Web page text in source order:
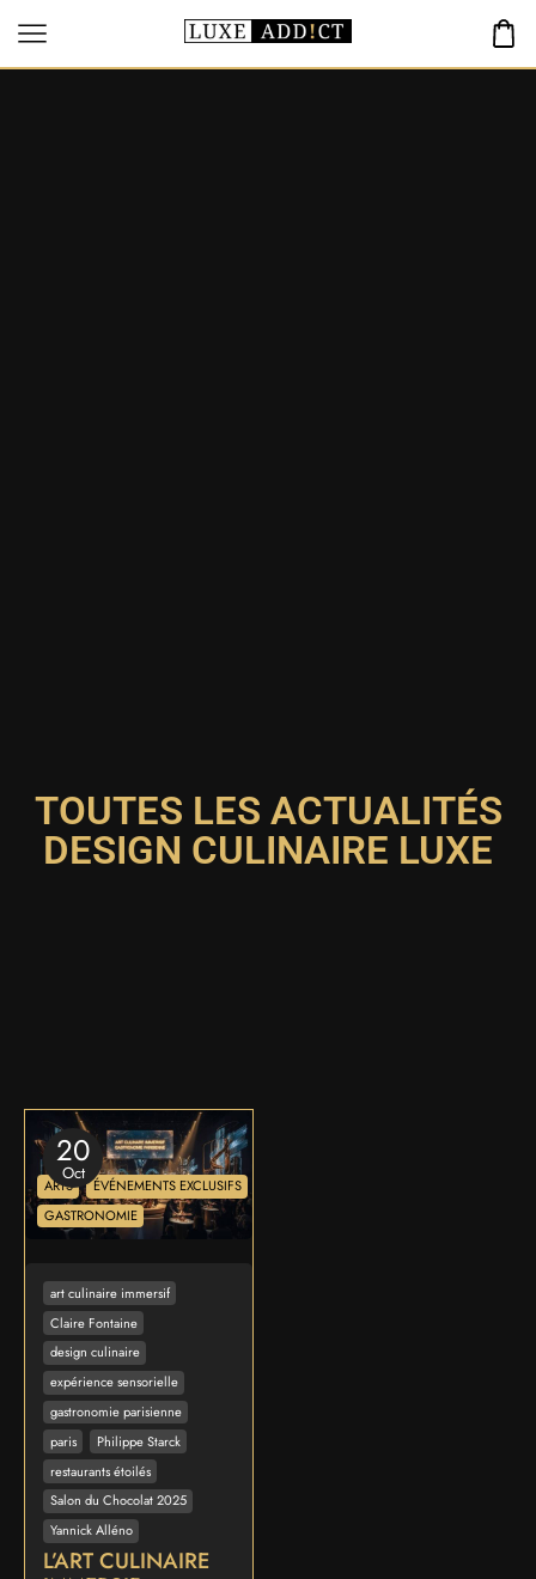
TOUTES LES ACTUALITÉS
DESIGN CULINAIRE LUXE
20
Oct
ARTS
ÉVÉNEMENTS EXCLUSIFS
GASTRONOMIE
art culinaire immersif
Claire Fontaine
design culinaire
expérience sensorielle
gastronomie parisienne
paris
Philippe Starck
restaurants étoilés
Salon du Chocolat 2025
Yannick Alléno
L’ART CULINAIRE